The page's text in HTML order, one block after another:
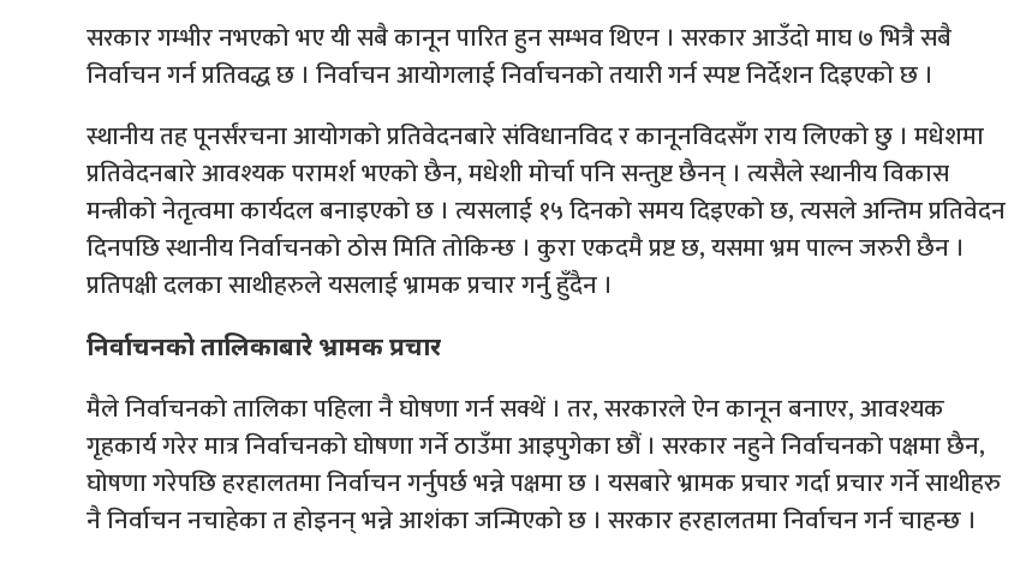
सरकार गम्भीर नभएको भए यी सबै कानून पारित हुन सम्भव थिएन । सरकार आउँदो माघ ७ भित्रै सबै
निर्वाचन गर्न प्रतिवद्ध छ । निर्वाचन आयोगलाई निर्वाचनको तयारी गर्न स्पष्ट निर्देशन दिइएको छ ।
स्थानीय तह पूनर्संरचना आयोगको प्रतिवेदनबारे संविधानविद र कानूनविदसँग राय लिएको छु । मधेशमा
प्रतिवेदनबारे आवश्यक परामर्श भएको छैन, मधेशी मोर्चा पनि सन्तुष्ट छैनन् । त्यसैले स्थानीय विकास
मन्त्रीको नेतृत्वमा कार्यदल बनाइएको छ । त्यसलाई १५ दिनको समय दिइएको छ, त्यसले अन्तिम प्रतिवेदन
दिनपछि स्थानीय निर्वाचनको ठोस मिति तोकिन्छ । कुरा एकदमै प्रष्ट छ, यसमा भ्रम पाल्न जरुरी छैन ।
प्रतिपक्षी दलका साथीहरुले यसलाई भ्रामक प्रचार गर्नु हुँदैन ।
निर्वाचनको तालिकाबारे भ्रामक प्रचार
मैले निर्वाचनको तालिका पहिला नै घोषणा गर्न सक्थें । तर, सरकारले ऐन कानून बनाएर, आवश्यक
गृहकार्य गरेर मात्र निर्वाचनको घोषणा गर्ने ठाउँमा आइपुगेका छौं । सरकार नहुने निर्वाचनको पक्षमा छैन,
घोषणा गरेपछि हरहालतमा निर्वाचन गर्नुपर्छ भन्ने पक्षमा छ । यसबारे भ्रामक प्रचार गर्दा प्रचार गर्ने साथीहरु
नै निर्वाचन नचाहेका त होइनन् भन्ने आशंका जन्मिएको छ । सरकार हरहालतमा निर्वाचन गर्न चाहन्छ ।